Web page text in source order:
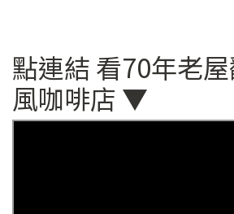
點連結 看70年老
風咖啡店 ▼